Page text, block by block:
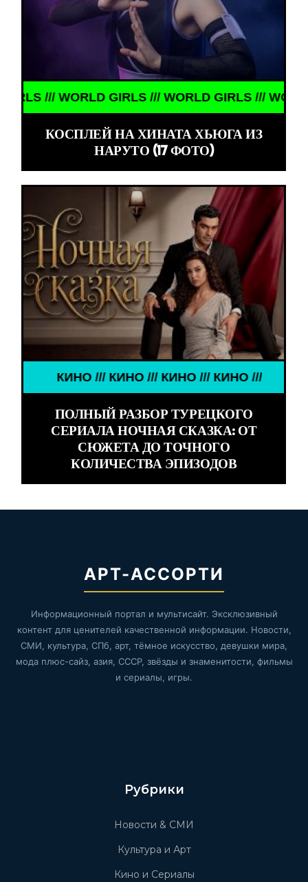
/// WORLD GIRLS /// WORLD GIRLS /// WORLD
КОСПЛЕЙ НА ХИНАТА ХЬЮГА ИЗ
НАРУТО (17 ФОТО)
КИНО /// КИНО /// КИНО /// КИНО ///
ПОЛНЫЙ РАЗБОР ТУРЕЦКОГО
СЕРИАЛА НОЧНАЯ СКАЗКА: ОТ
СЮЖЕТА ДО ТОЧНОГО
КОЛИЧЕСТВА ЭПИЗОДОВ
АРТ-АССОРТИ
Информационный портал и мультисайт. Эксклюзивный
контент для ценителей качественной информации. Новости,
СМИ, культура, СПб, арт, тёмное искусство, девушки мира,
мода плюс-сайз, азия, СССР, звёзды и знаменитости, фильмы
и сериалы, игры.
Рубрики
Новости & СМИ
Культура и Арт
Кино и Сериалы